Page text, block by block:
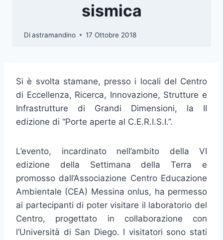
sismica
Diastramandino 17 Ottobre 2018
Si è svolta stamane, presso i locali del Centro
di Eccellenza, Ricerca, Innovazione, Strutture e
Infrastrutture di Grandi Dimensioni, la II
edizione di “Porte aperte al C.E.R.I.S.I.”.
L’evento, incardinato nell’ambito della VI
edizione della Settimana della Terra e
promosso dall’Associazione Centro Educazione
Ambientale (CEA) Messina onlus, ha permesso
ai partecipanti di poter visitare il laboratorio del
Centro, progettato in collaborazione con
l’Università di San Diego. I visitatori sono stati